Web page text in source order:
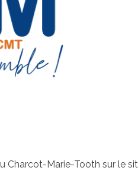
Charcot-Marie-Tooth sur le